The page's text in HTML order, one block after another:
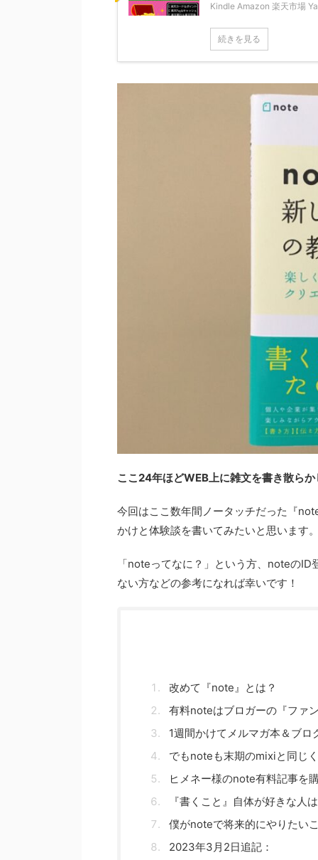
Kindle Amazon 楽天市場
続きを見る
ここ24年ほどWEB上に雑文を書き散ら
今回はここ数年間ノータッチだった『
かけと体験談を書いてみたいと思います
「noteってなに？」という方、noteの
ない方などの参考になれば幸いです！
改めて『note』とは？
有料noteはブロガーの『ファ
1週間かけてメルマガ本＆ブ
でもnoteも末期のmixiと同じ
ヒメネー様のnote有料記事を
『書くこと』自体が好きな人
僕がnoteで将来的にやりたい
2023年3月2日追記：